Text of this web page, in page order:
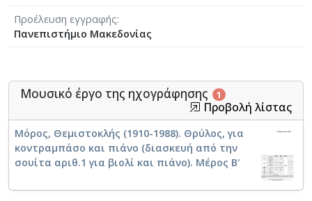
Προέλευση εγγραφής
Πανεπιστήμιο Μακεδονίας
Μουσικό έργο της ηχογράφησης 1
Προβολή λίστας
Μόρος, Θεμιστοκλής (1910-1988). Θρύλος, για
κοντραμπάσο και πιάνο (διασκευή από την
σουίτα αριθ.1 για βιολί και πιάνο). Μέρος Β'